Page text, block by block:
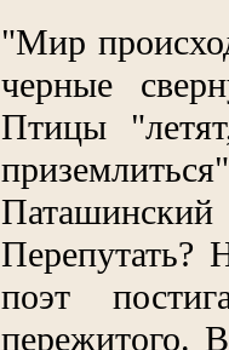
"Мир
черные
Птицы
Паташинский
Перепутать?
поэт
пережитого.